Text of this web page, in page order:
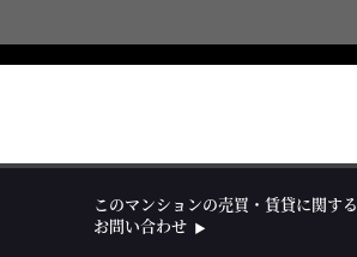
このマンションの売買・賃貸に関する
お問い合わせ ▶